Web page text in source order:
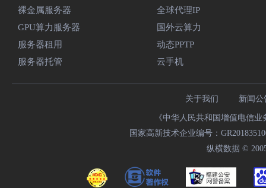
裸金属服务器
GPU算力服务器
服务器租用
服务器托管
全球代理IP
国外云算力
动态PPTP
云手机
关于我们 新闻公
《中华人民共和国增值电信
国家高新技术企业编号：
纵横数据 ©